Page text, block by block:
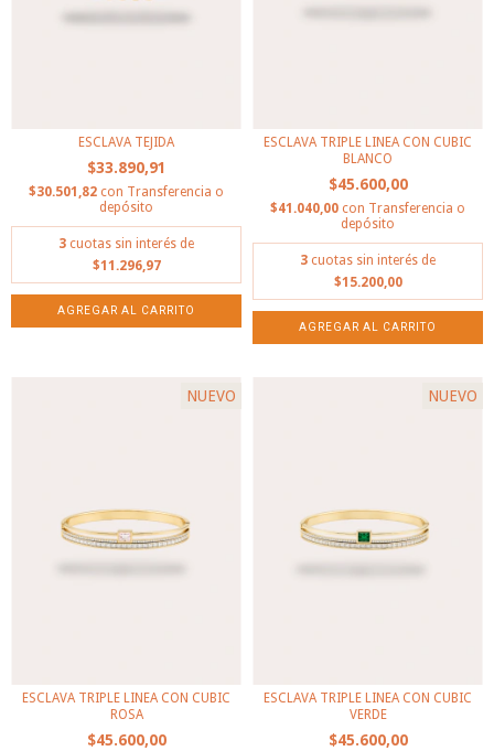
ESCLAVA TEJIDA
$33.890,91
$30.501,82 con Transferencia o
depósito
3 cuotas sin interés de
$11.296,97
ESCLAVA TRIPLE LINEA CON CUBIC
BLANCO
$45.600,00
$41.040,00 con Transferencia o
depósito
3 cuotas sin interés de
$15.200,00
NUEVO
ESCLAVA TRIPLE LINEA CON CUBIC
ROSA
$45.600,00
NUEVO
ESCLAVA TRIPLE LINEA CON CUBIC
VERDE
$45.600,00